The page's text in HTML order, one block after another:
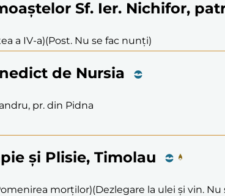
Sf. Ier. Nichifor,
a IV-a)(Post. Nu se fac nunți)
de Nursia
pr. din Pidna
și Plisie, Timolau
morților)(Dezlegare la ulei și vin.